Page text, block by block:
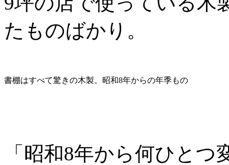
たものばかり。
書棚はすべて驚きの木製。昭和8年からの年季もの
「昭和8年から何ひと